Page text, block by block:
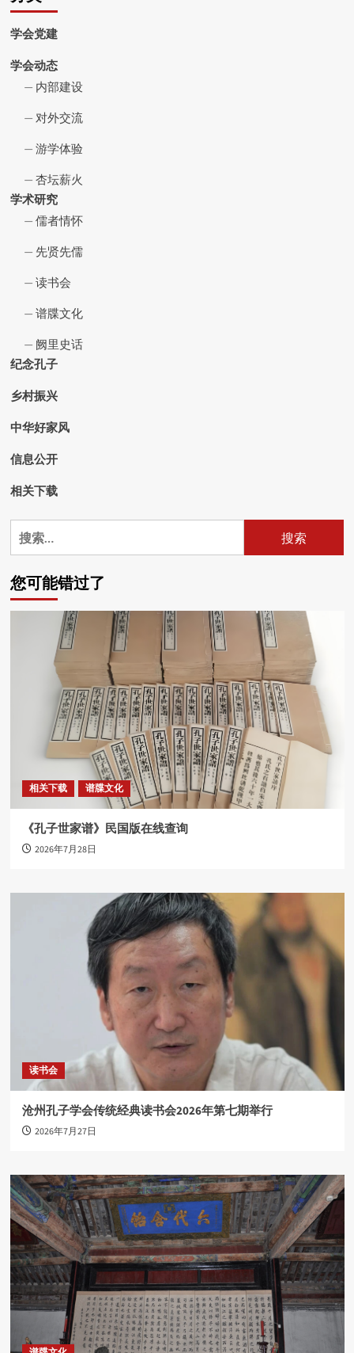
学会党建
学会动态
内部建设
对外交流
游学体验
杏坛薪火
学术研究
儒者情怀
先贤先儒
读书会
谱牒文化
阙里史话
纪念孔子
乡村振兴
中华好家风
信息公开
相关下载
搜
索：
您可能错过了
相关下载 谱牒文化
《孔子世家谱》民国版在线查询
2026年7月28日
读书会
沧州孔子学会传统经典读书会2026年第七期举行
2026年7月27日